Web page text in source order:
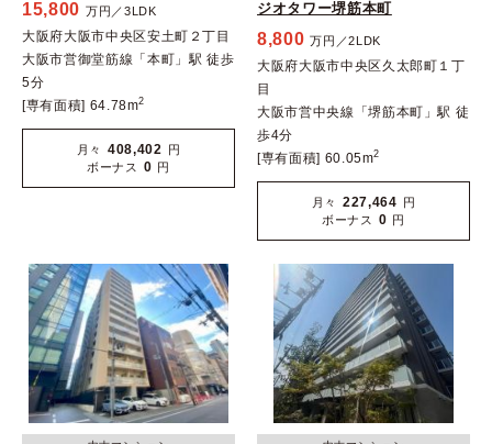
15,800 万円／3LDK
大阪府大阪市中央区安土町２丁目
大阪市営御堂筋線「本町」駅 徒歩
5分
[専有面積] 64.78m2
月々 408,402 円
ボーナス
0 円
ジオタワー堺筋本町
8,800 万円／2LDK
大阪府大阪市中央区久太郎町１丁
目
大阪市営中央線「堺筋本町」駅 徒
歩4分
[専有面積] 60.05m2
月々 227,464 円
ボーナス
0 円